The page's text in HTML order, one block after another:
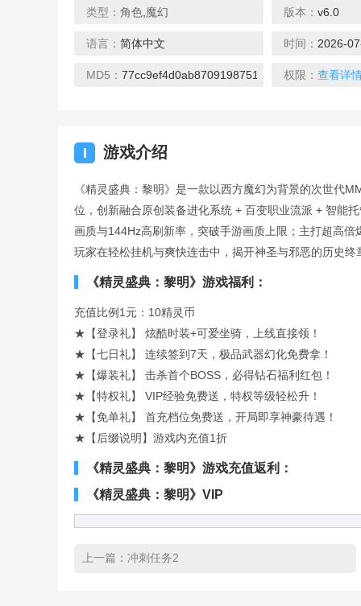
类型： 角色 魔幻 版本： v6.0
语言： 简体中文 时间： 2026-
MD5： 77cc9ef4d0ab8709198751b8e2706fcc
权限： 查看详
I 游戏介绍
《精灵盛典：黎明》是一款以西方魔幻为背景的次世代
位，创新融合原创装备进化系统 + 百变职业流派 + 智能
画质与144Hz高刷新率，突破手游画质上限；主打超高
玩家在轻松挂机与爽快连击中，揭开神圣与邪恶的历史
《精灵盛典：黎明》游戏福利：
充值比例1元：10精灵币
★【登录礼】 炫酷时装+可爱坐骑，上线直接领！
★【七日礼】 连续签到7天，极品武器幻化免费拿！
★【爆装礼】 击杀首个BOSS，必得钻石福利红包！
★【特权礼】 VIP经验免费送，特权等级轻松升！
★【免单礼】 首充档位免费送，开局即享神豪待遇！
★【后缀说明】游戏内充值1折
《精灵盛典：黎明》游戏充值返利：
《精灵盛典：黎明》VIP
上一篇： 冲刺任务2